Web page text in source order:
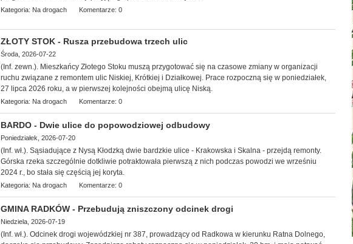
Kategoria: Na drogach Komentarze: 0
ZŁOTY STOK - Rusza przebudowa trzech ulic
Środa, 2026-07-22
(Inf. zewn.). Mieszkańcy Złotego Stoku muszą przygotować się na czasowe zmiany w organizacji
ruchu związane z remontem ulic Niskiej, Krótkiej i Działkowej. Prace rozpoczną się w poniedziałek,
27 lipca 2026 roku, a w pierwszej kolejności obejmą ulicę Niską.
Kategoria: Na drogach Komentarze: 0
BARDO - Dwie ulice do popowodziowej odbudowy
Poniedziałek, 2026-07-20
(Inf. wł.). Sąsiadujące z Nysą Kłodzką dwie bardzkie ulice - Krakowska i Skalna - przejdą remonty.
Górska rzeka szczególnie dotkliwie potraktowała pierwszą z nich podczas powodzi we wrześniu
2024 r., bo stała się częścią jej koryta.
Kategoria: Na drogach Komentarze: 0
GMINA RADKÓW - Przebudują zniszczony odcinek drogi
Niedziela, 2026-07-19
(Inf. wł.). Odcinek drogi wojewódzkiej nr 387, prowadzący od Radkowa w kierunku Ratna Dolnego,